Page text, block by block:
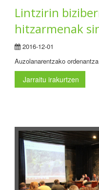
Lintzirin
hitzarmenak
2016-12-01
Auzolanarentzako
Jarraitu irakurtzen